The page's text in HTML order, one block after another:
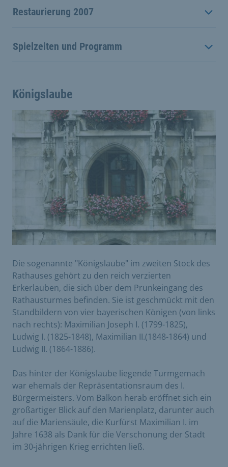
Restaurierung 2007
Spielzeiten und Programm
Königslaube
Die sogenannte "Königslaube" im zweiten Stock des
Rathauses gehört zu den reich verzierten
Erkerlauben, die sich über dem Prunkeingang des
Rathausturmes befinden. Sie ist geschmückt mit den
Standbildern von vier bayerischen Königen (von links
nach rechts): Maximilian Joseph I. (1799-1825),
Ludwig I. (1825-1848), Maximilian II.(1848-1864) und
Ludwig II. (1864-1886).
Das hinter der Königslaube liegende Turmgemach
war ehemals der Repräsentationsraum des I.
Bürgermeisters. Vom Balkon herab eröffnet sich ein
großartiger Blick auf den Marienplatz, darunter auch
auf die Mariensäule, die Kurfürst Maximilian I. im
Jahre 1638 als Dank für die Verschonung der Stadt
im 30-jährigen Krieg errichten ließ.